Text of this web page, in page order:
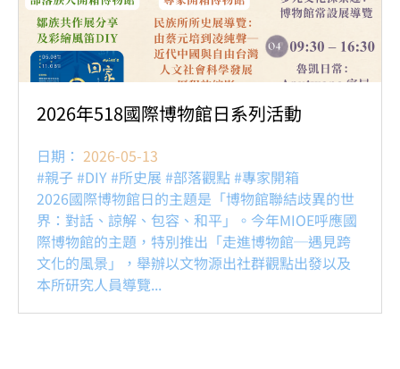
2026年518國際博物館日系列活動
日期： 2026-05-13
#親子 #DIY #所史展 #部落觀點 #專家開箱
2026國際博物館日的主題是「博物館聯結歧異的世
界：對話、諒解、包容、和平」。今年MIOE呼應國
際博物館的主題，特別推出「走進博物館─遇見跨
文化的風景」，舉辦以文物源出社群觀點出發以及
本所研究人員導覽...